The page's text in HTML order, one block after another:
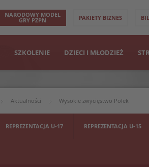
NARODOWY MODEL
GRY PZPN PAKIETY BIZNES
SZKOLENIE DZIECI I MŁODZIEŻ
Aktualności Wysokie zwycięstwo Polek
REPREZENTACJA U-17 REPREZENTACJA U-15